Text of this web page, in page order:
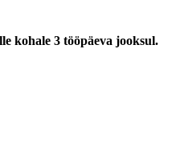
kohale 3 tööpäeva jooksul.